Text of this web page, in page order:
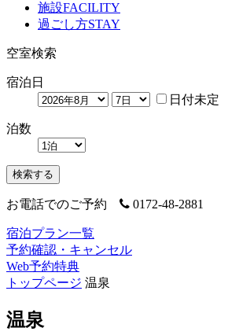
施設FACILITY
過ごし方STAY
空室検索
宿泊日
日付未定
泊数
検索する
お電話でのご予約 0172-48-2881
宿泊プラン一覧
予約確認・キャンセル
Web予約特典
トップページ 温泉
温泉